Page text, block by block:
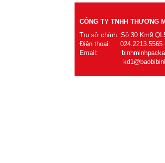
CÔNG TY TNHH THƯƠNG
Trụ sở chính: Số 30 Km9
Điện thoại: 024.2213.5565 -
Email: